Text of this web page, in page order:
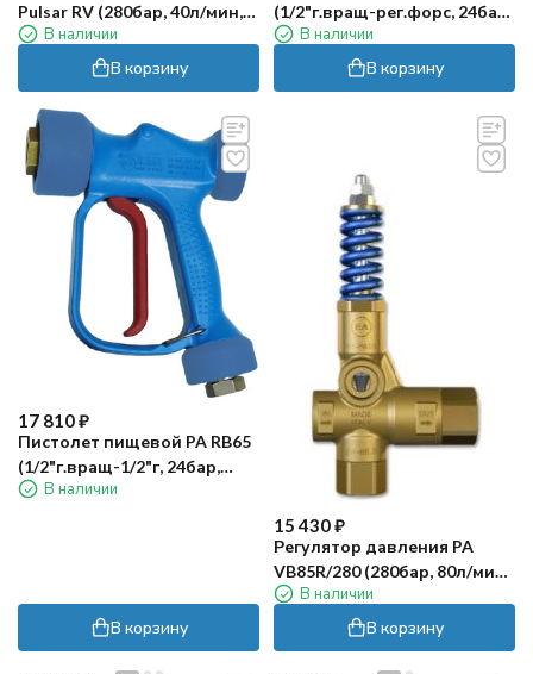
Pulsar RV (280бар, 40л/мин,
3/8"г-3/8"ш, By-pass 3/8"г)
В наличии
В корзину
(1/2"г.вращ-рег.форс, 24бар,
60л/мин)
В наличии
В корзину
17 810₽
Пистолет пищевой PA RB65
(1/2"г.вращ-1/2"г, 24бар,
100л/мин)
В наличии
В корзину
15 430₽
Регулятор давления PA
VB85R/280 (280бар, 80л/мин,
1/2г-1/2г, By-pass 1/2г)
В наличии
В корзину